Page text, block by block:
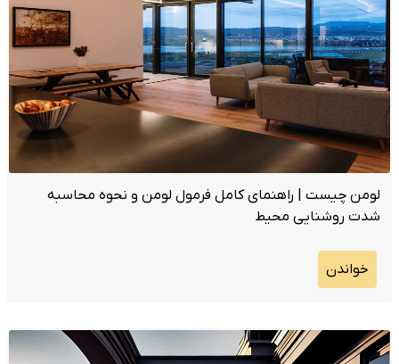
لومن چیست | راهنمای کامل فرمول لومن و نحوه محاسبه
شدت روشنایی محیط
خواندن